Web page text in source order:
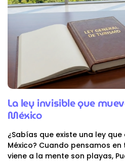
La ley invisible que
México
¿Sabías que existe una ley
México? Cuando pensamos
viene a la mente son playas,